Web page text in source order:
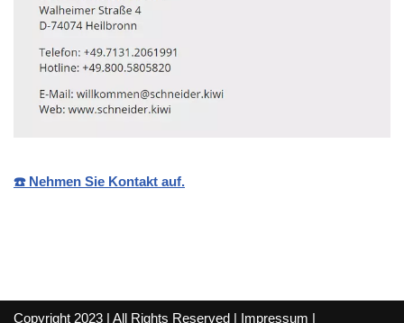
☎️ Nehmen Sie Kontakt auf.
Copyright 2023 | All Rights Reserved | Impressum |